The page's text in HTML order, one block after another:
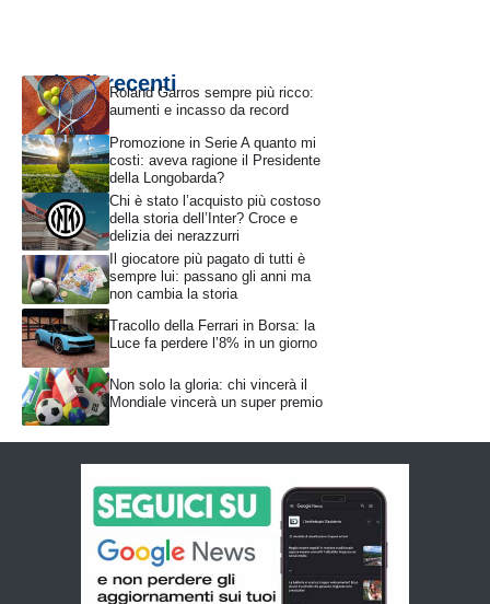
Articoli recentiRoland Garros sempre più ricco:
aumenti e incasso da record
Promozione in Serie A quanto mi
costi: aveva ragione il Presidente
della Longobarda?
Chi è stato l’acquisto più costoso
della storia dell’Inter? Croce e
delizia dei nerazzurri
Il giocatore più pagato di tutti è
sempre lui: passano gli anni ma
non cambia la storia
Tracollo della Ferrari in Borsa: la
Luce fa perdere l’8% in un giorno
Non solo la gloria: chi vincerà il
Mondiale vincerà un super premio